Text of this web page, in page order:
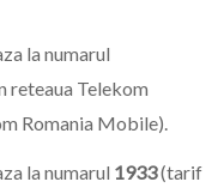
la numarul
reteaua Telekom
Romania Mobile).
la numarul 1933(tarif